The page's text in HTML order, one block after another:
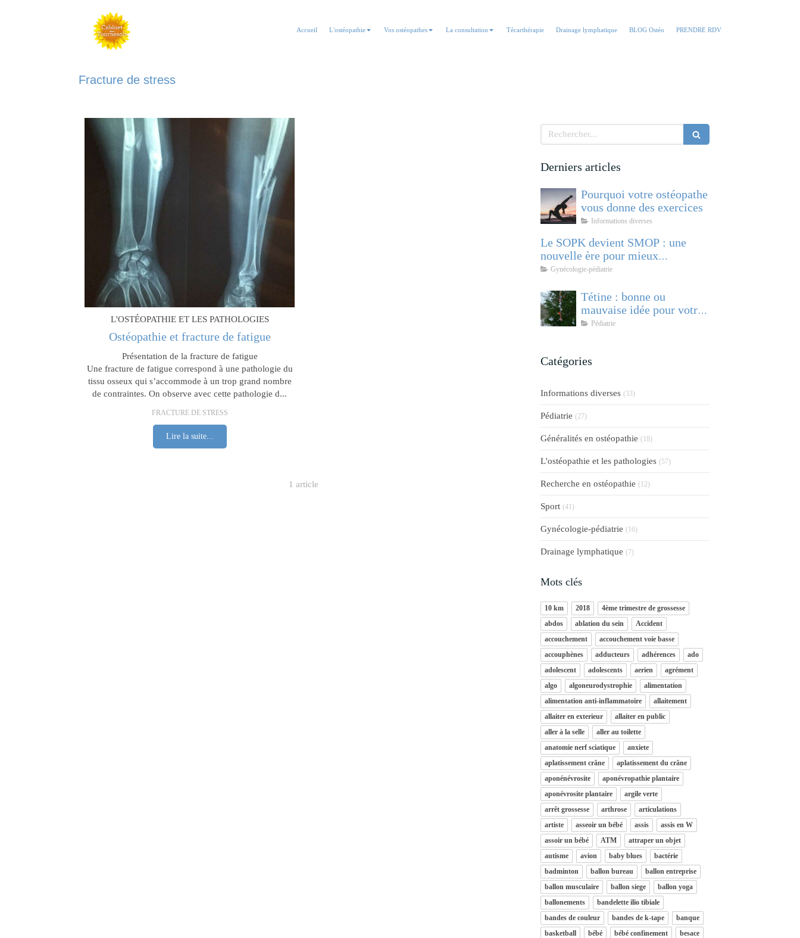
Accueil L'ostéopathie Vos ostéopathes La consultation Técarthérapie Drainage lymphatique BLOG Ostéo PRENDRE RDV
Fracture de stress
L'OSTÉOPATHIE ET LES PATHOLOGIES
Ostéopathie et fracture de fatigue
Présentation de la fracture de fatigue
Une fracture de fatigue correspond à une pathologie du
tissu osseux qui s’accommode à un trop grand nombre
de contraintes. On observe avec cette pathologie d...
FRACTURE DE STRESS
Lire la suite...
1 article
Rechercher
Derniers articles
Pourquoi votre ostéopathe
vous donne des exercices
Informations diverses
Le SOPK devient SMOP : une
nouvelle ère pour mieux
comprendre et accompagner cette
Gynécologie-pédiatrie
Tétine : bonne ou
mauvaise idée pour votre
bébé ?
Pédiatrie
Catégories
Informations diverses (33)
Pédiatrie (27)
Généralités en ostéopathie (18)
L'ostéopathie et les pathologies (57)
Recherche en ostéopathie (12)
Sport (41)
Gynécologie-pédiatrie (16)
Drainage lymphatique (7)
Mots clés
10 km 2018
4ème trimestre de grossesse
abdos
ablation du sein
Accident
accouchement
accouchement voie basse
accouphènes
adducteurs adhérences
ado
adolescent
adolescents aerien
agrément
algo
algoneurodystrophie
alimentation
alimentation anti-inflammatoire
allaitement
allaiter en exterieur
allaiter en public
aller à la selle
aller au toilette
anatomie nerf sciatique
anxiete
aplatissement crâne
aplatissement du crâne
aponénévrosite
aponévropathie plantaire
aponévrosite plantaire
argile verte
arrêt grossesse
arthrose
articulations
artiste
asseoir un bébé assis
assis en W
assoir un bébé
ATM
attraper un objet
autisme
avion baby blues
bactérie
badminton
ballon bureau
ballon entreprise
ballon musculaire
ballon siege
ballon yoga
ballonements
bandelette ilio tibiale
bandes de couleur
bandes de k-tape
banque
basketball
bébé bébé confinement
besace